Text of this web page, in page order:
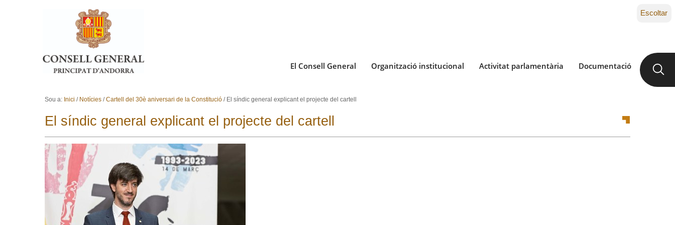
Ves al contingut.
Salta a la navegació
El Consell General Organització institucional Activitat parlamentària Documentació
Escoltar
Sou a: Inici / Notícies /Cartell del 30è aniversari de la Constitució / El síndic general explicant el projecte del cartell
El síndic general explicant el projecte del cartell